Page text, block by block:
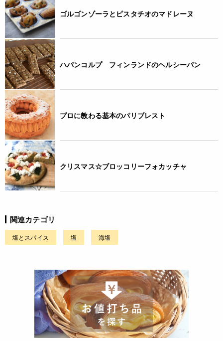
ゴルゴンゾーラとピスタチオのマドレーヌ
ハパンコルプ フィンランドのヘルシーパン
プロに教わる基本のパリブレスト
クリスマス☆ブロッコリーフォカッチャ
関連カテゴリ
塩とスパイス 塩 海塩